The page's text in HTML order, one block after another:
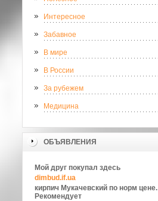
Интересное
Забавное
В мире
В России
За рубежем
Медицина
ОБЪЯВЛЕНИЯ
Мой друг покупал здесь
dimbud.if.ua
кирпич Мукачевский по норм цене.
Рекомендует